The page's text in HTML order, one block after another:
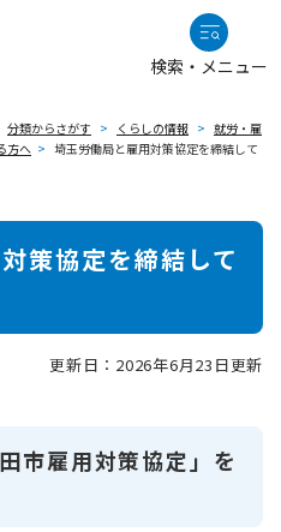
検索・メニュー
分類からさがす > くらしの情報 > 就労・雇
方へ > 埼玉労働局と雇用対策協定を締結して
策協定を締結して
更新日：2026年6月23日更新
市雇用対策協定」を